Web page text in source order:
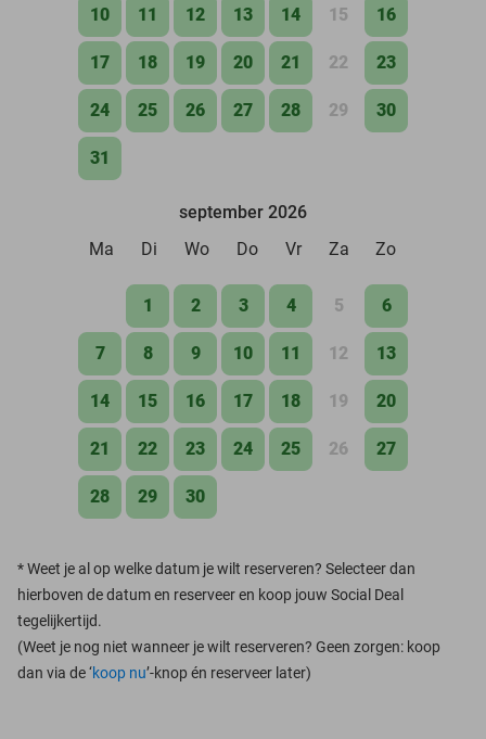
10 11 12 13 14 15 16
17 18 19 20 21 22 23
24 25 26 27 28 29 30
31
september 2026
Ma
Di Wo Do Vr Za Zo
1 2 3 4 5 6
7 8 9 10 11 12 13
14 15 16 17 18 19 20
21 22 23 24 25 26 27
28 29 30
*Weet je al op welke datum je wilt reserveren? Selecteer dan
hierboven de datum en reserveer en koop jouw Social Deal
tegelijkertijd.
(Weet je nog niet wanneer je wilt reserveren? Geen zorgen: koop
dan via de ‘koop nu’-knop én reserveer later)